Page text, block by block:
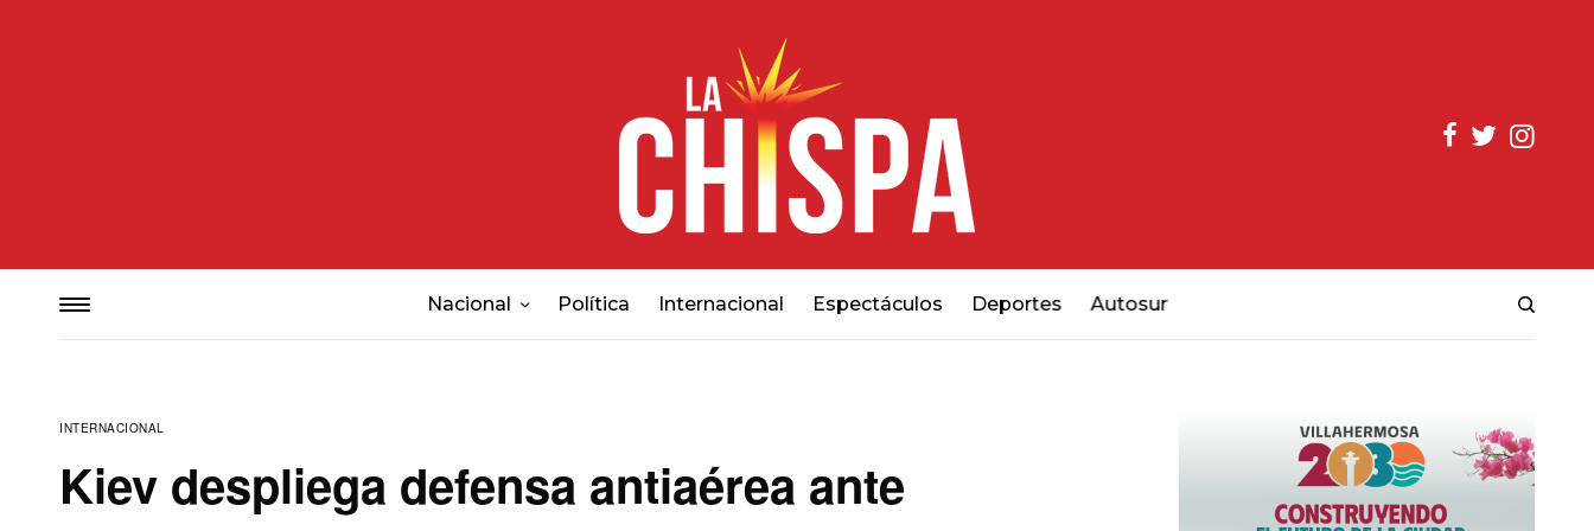
Nacional Política Internacional Espectáculos Deportes Autosur
INTERNACIONAL
Kiev despliega defensa antiaérea ante